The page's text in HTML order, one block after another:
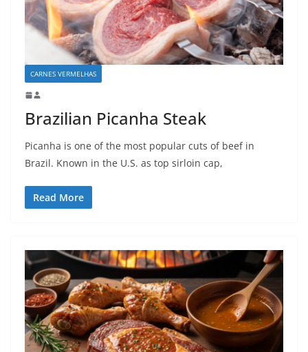
CARNES VERMELHAS
Brazilian Picanha Steak
Picanha is one of the most popular cuts of beef in
Brazil. Known in the U.S. as top sirloin cap,
Read More